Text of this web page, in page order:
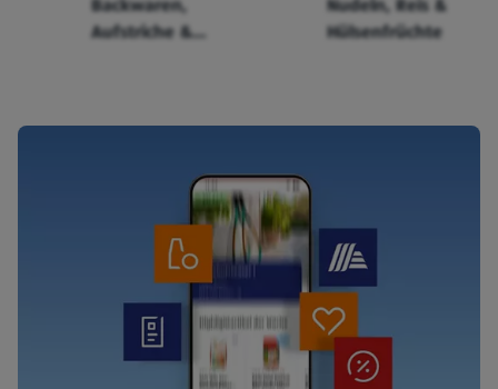
Aufstriche &
Hülsenfrüchte